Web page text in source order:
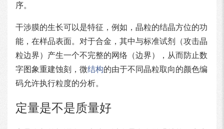
序。
干涉膜的生长可以是特征，例如，晶粒的结晶方位的功
能，在样品表面。对于合金，其中与标准试剂（攻击晶
粒边界）产生一个不完整的网络（边界），从而防止数
字图象重建蚀刻，微结构的由于不同晶粒取向的颜色编
码允许执行粒度的分析。
定量是不是质量好